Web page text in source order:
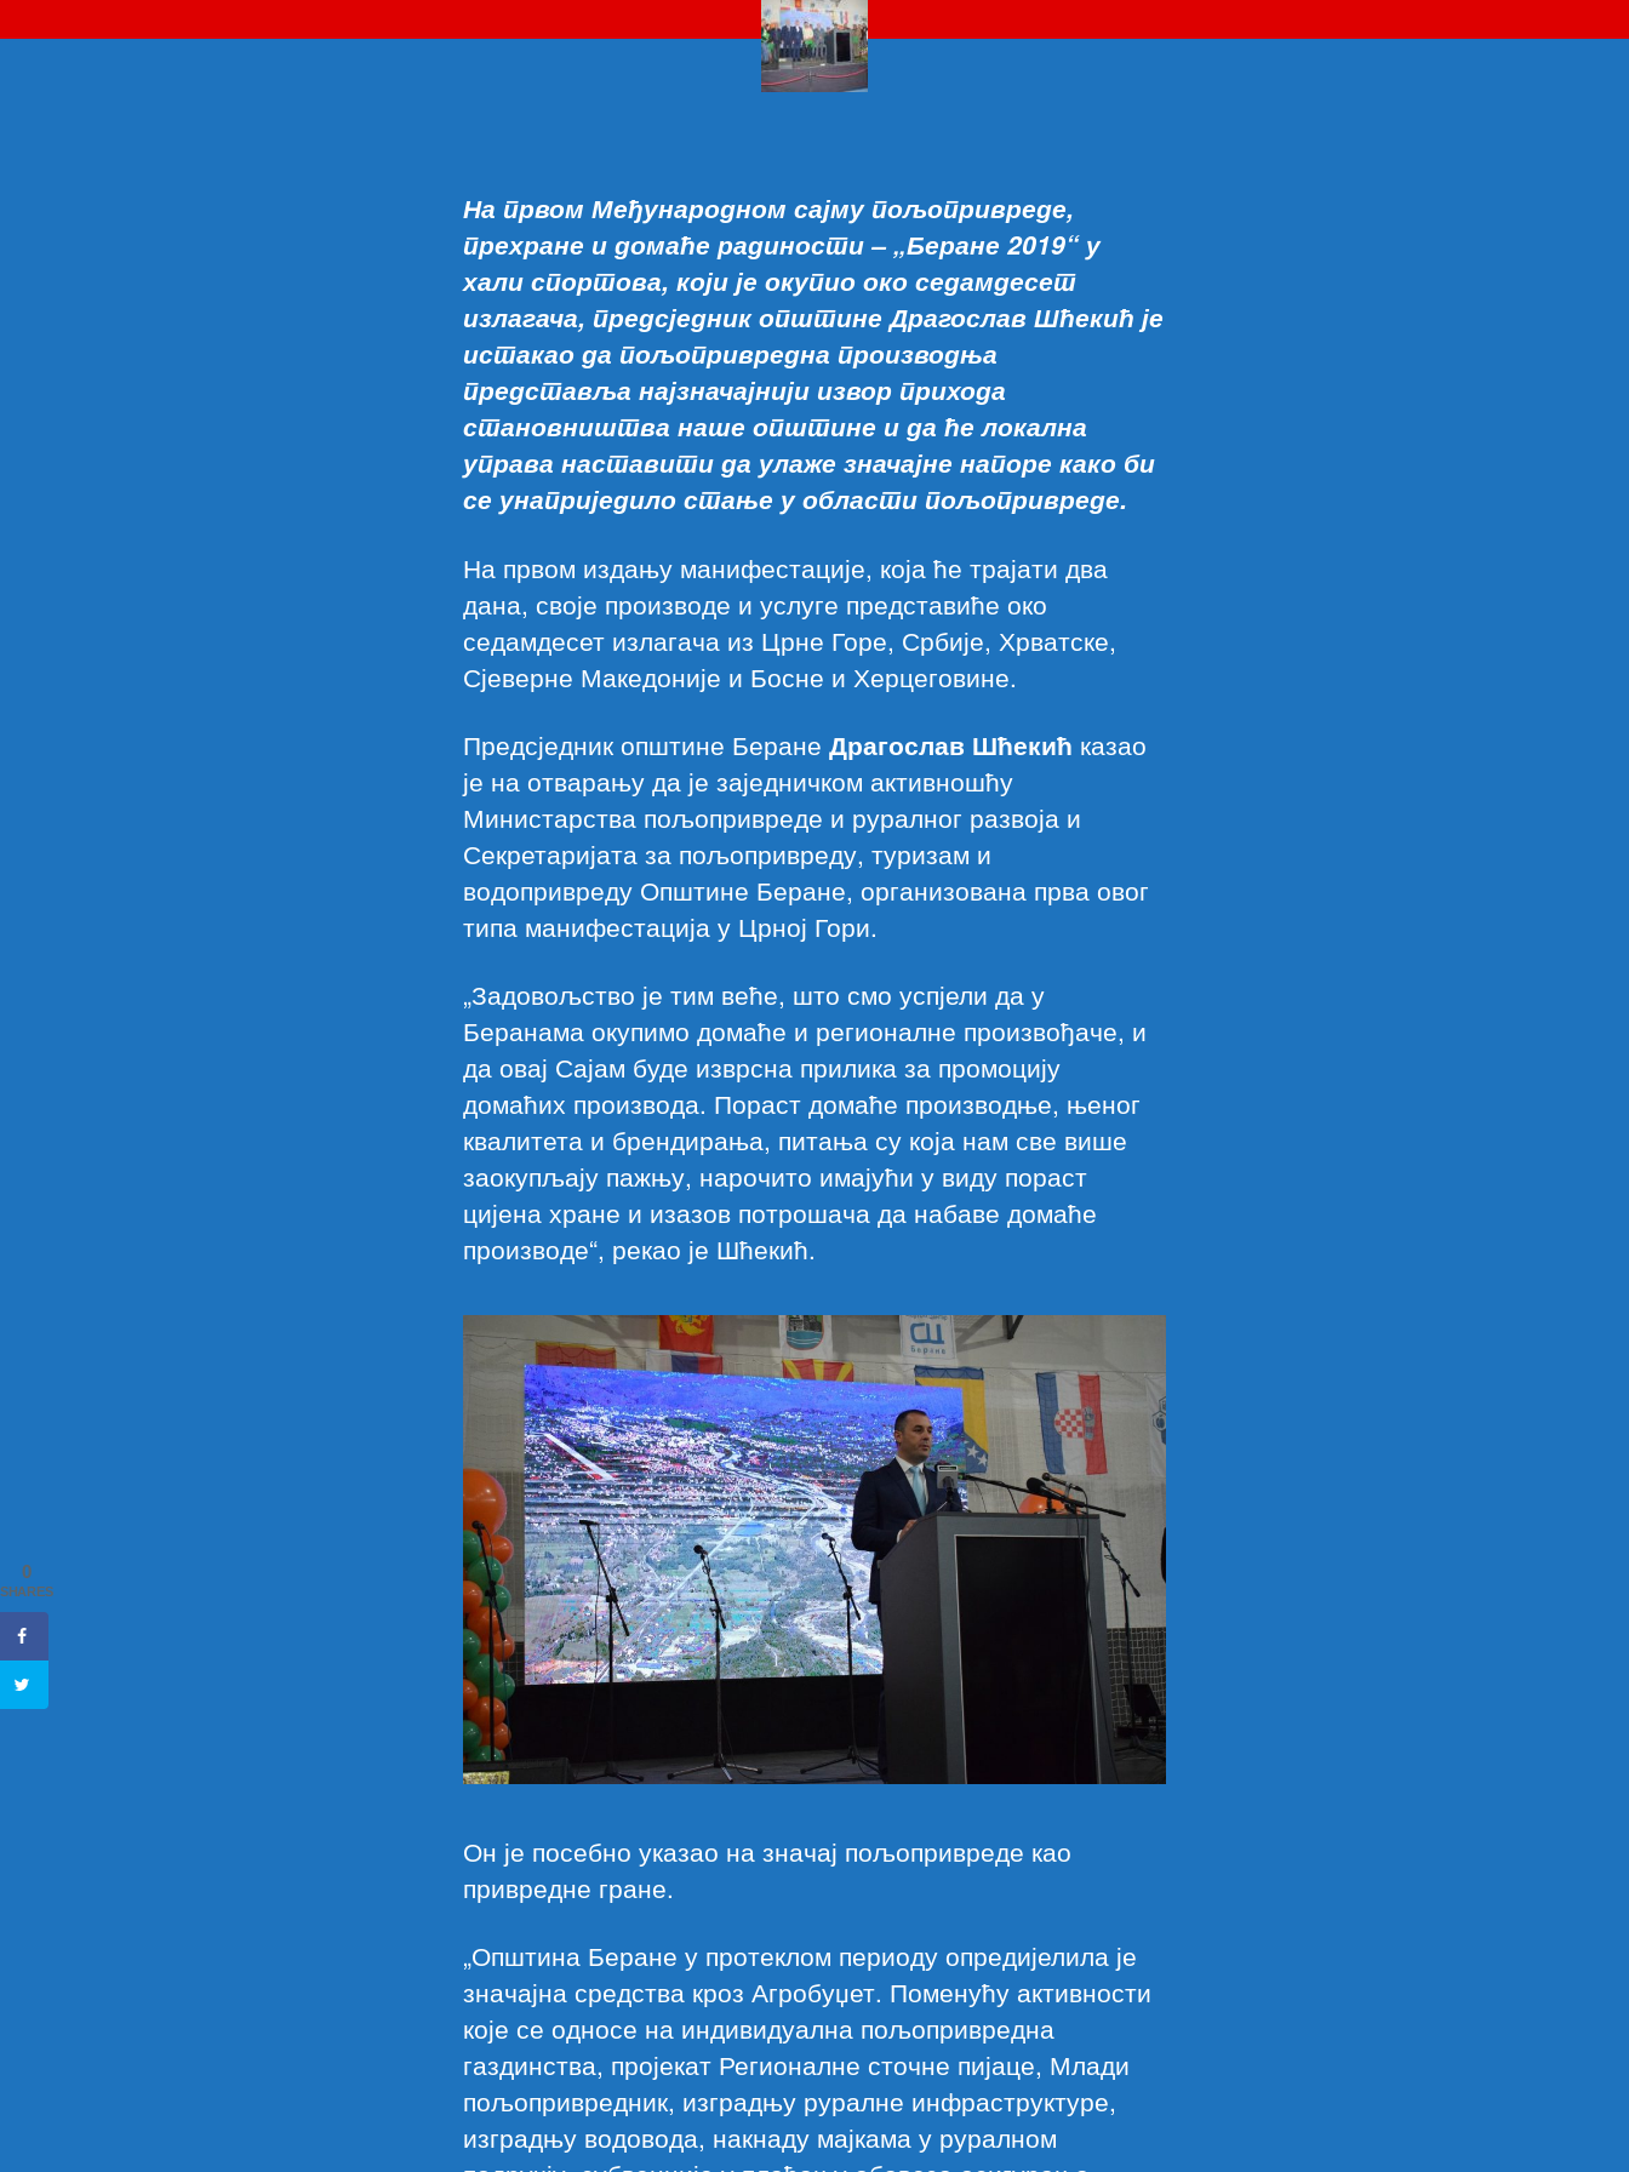
прехране
На првом Међународном сајму пољопривреде,
прехране и домаће радиности – „Беране 2019“ у
хали спортова, који је окупио око седамдесет
излагача, предсједник општине Драгослав Шћекић је
истакао да пољопривредна производња
представља најзначајнији извор прихода
становништва наше општине и да ће локална
управа наставити да улаже значајне напоре како би
се унаприједило стање у области пољопривреде.
На првом издању манифестације, која ће трајати два
дана, своје производе и услуге представиће око
седамдесет излагача из Црне Горе, Србије, Хрватске,
Сјеверне Македоније и Босне и Херцеговине.
Предсједник општине Беране Драгослав Шћекић казао
је на отварању да је заједничком активношћу
Министарства пољопривреде и руралног развоја и
Секретаријата за пољопривреду, туризам и
водопривреду Општине Беране, организована прва овог
типа манифестација у Црној Гори.
„Задовољство је тим веће, што смо успјели да у
Беранама окупимо домаће и регионалне произвођаче, и
да овај Сајам буде изврсна прилика за промоцију
домаћих производа. Пораст домаће производње, њеног
квалитета и брендирања, питања су која нам све више
заокупљају пажњу, нарочито имајући у виду пораст
цијена хране и изазов потрошача да набаве домаће
производе“, рекао је Шћекић.
Он је посебно указао на значај пољопривреде као
привредне гране.
„Општина Беране у протеклом периоду опредијелила је
значајна средства кроз Агробуџет. Поменућу активности
које се односе на индивидуална пољопривредна
газдинства, пројекат Регионалне сточне пијаце, Млади
пољопривредник, изградњу руралне инфраструктуре,
изградњу водовода, накнаду мајкама у руралном
0
SHARES